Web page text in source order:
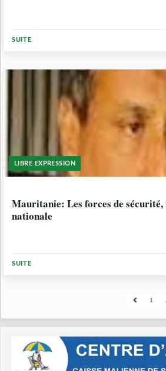
SUITE
LIBRE EXPRESSION
Mauritanie: Les forces de
nationale
SUITE
1